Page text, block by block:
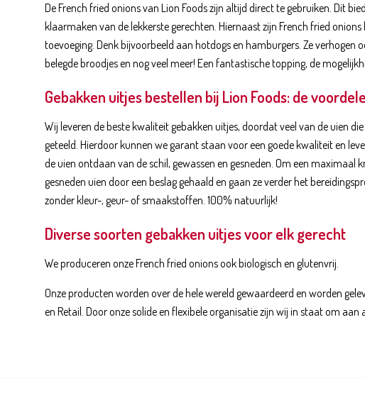
De French fried onions van Lion Foods zijn altijd direct te gebruiken. Dit
klaarmaken van de lekkerste gerechten. Hiernaast zijn French fried
toevoeging. Denk bijvoorbeeld aan hotdogs en hamburgers. Ze verhogen
belegde broodjes en nog veel meer! Een fantastische topping, de
Gebakken uitjes bestellen bij Lion Foods: de
Wij leveren de beste kwaliteit gebakken uitjes, doordat veel van de uien
geteeld. Hierdoor kunnen we garant staan voor een goede kwaliteit en
de uien ontdaan van de schil, gewassen en gesneden. Om een
gesneden uien door een beslag gehaald en gaan ze verder het
zonder kleur-, geur- of smaakstoffen. 100% natuurlijk!
Diverse soorten gebakken uitjes voor elk gerecht
We produceren onze French fried onions ook biologisch en glutenvrij.
Onze producten worden over de hele wereld gewaardeerd en worden
en Retail. Door onze solide en flexibele organisatie zijn wij in staat om aan